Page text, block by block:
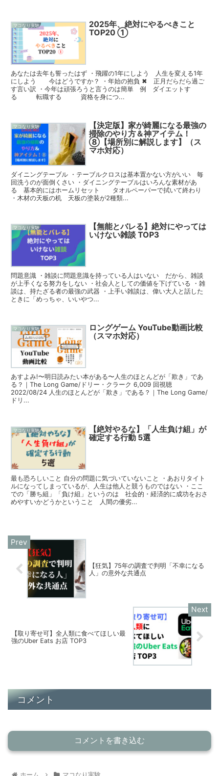
マコなり実験
2025年、絶対にやるべきこと
TOP20 ①
あなたは去年も誓ったはず ・飛躍の1年にしよう 人生を変える1年
にしよう 今はどうですか？ ・年始の抱負 ✖ 正月だらだら過ご
す言い訳 ・今年は頑張ろうと言うのは簡単 例 ダイエットす
る 転職する 資格を身につ...
マコなり実験
【決定版】家が綺麗になる最強の
掃除のやり方＆神アイテム！
⑧【場所別に解説します】（ス
マホ対応）
ダイニングテーブル ・テーブルクロスは基本置かない方がいい 毎
回洗うのが面倒くさい ・ダイニングテーブルはいろんな素材があ
る 基本的にはホームリセット タオルペーパーで拭いて終わり
・木材の天板の机 天板の塗装が2種類...
マコなり実験
【無能とバレる】絶対にやっては
いけない雑談 TOP3
問題意識 ・雑談に問題意識を持っている人はいない だから、雑談
が上手くなる努力をしない ・社会人としての価値を下げている ・雑
談は、持たざる者の最強の武器 ・上手い雑談は、偉い大人と話した
ときに「めっちゃ、いいやつ...
マコなり実験
ロングゲーム YouTube動画比較
（スマホ対応）
あすよみ!〜明日読みたい本がある〜人生のほとんどが「欺き」であ
る？｜The Long Game/ドリー・クラーク 6,009 回視聴
2022/08/24 人生のほとんどが「欺き」である？｜The Long Game/
ドリ...
マコなり実験
【絶対やるな】「人生負け組」が
確定する行動 5選
最も恐ろしいこと 自分の問題に気づいていないこと ・あおりタイト
ルになってしまっているが、人生は他人と競うものではない ・ここ
での「勝ち組」「負け組」というのは 社会的・経済的に成功をおさ
めやすいかどうかということ 人間の優劣...
【狂気】75年の調査で判明「不幸になる
人」の意外な共通点
【取り寄せ可】全人類に食べてほしい最
強のUber Eats お店 TOP3
コメント
コメントを書き込む